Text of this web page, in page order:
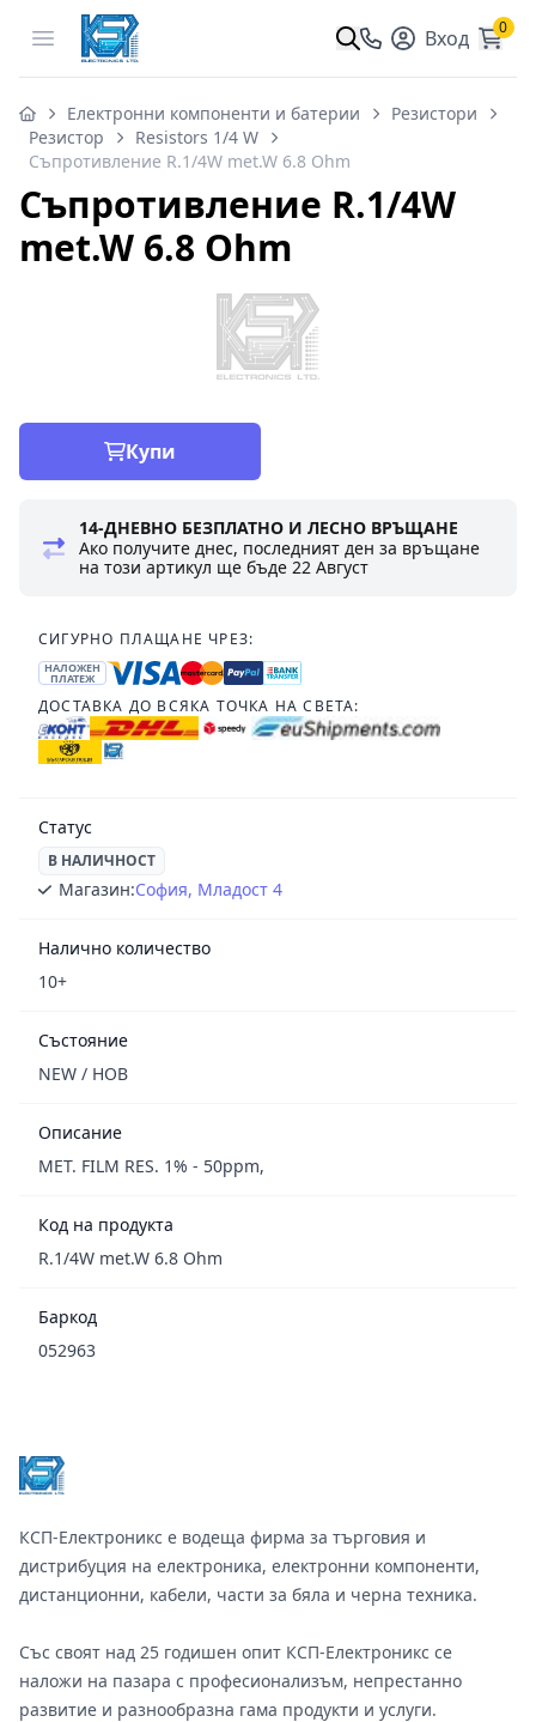
Open menu Вход 0
Електронни компоненти и батерии
Резистори
Резистор
Resistors 1/4 W
Съпротивление R.1/4W met.W 6.8 Ohm
Съпротивление R.1/4W
met.W 6.8 Ohm
Купи
14-ДНЕВНО БЕЗПЛАТНО И ЛЕСНО ВРЪЩАНЕ
Ако получите днес, последният ден за връщане
на този артикул ще бъде22 Август
СИГУРНО ПЛАЩАНЕ ЧРЕЗ:
НАЛОЖЕН
ПЛАТЕЖ
ДОСТАВКА ДО ВСЯКА ТОЧКА НА СВЕТА:
Статус
В НАЛИЧНОСТ
Магазин:София, Младост 4
Налично количество
10+
Състояние
NEW / НОВ
Описание
MET. FILM RES. 1% - 50ppm,
Код на продукта
R.1/4W met.W 6.8 Ohm
Баркод
052963
КСП-Електроникс е водеща фирма за търговия и
дистрибуция на електроника, електронни компоненти,
дистанционни, кабели, части за бяла и черна техника.
Със своят над 25 годишен опит КСП-Електроникс се
наложи на пазара с професионализъм, непрестанно
развитие и разнообразна гама продукти и услуги.